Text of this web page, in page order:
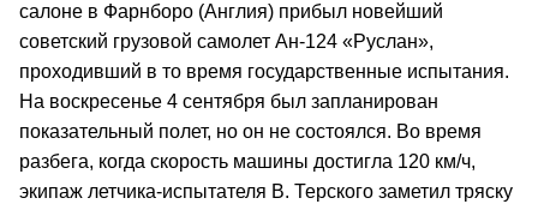
салоне в Фарнборо (Англия) прибыл новейший
советский грузовой самолет Ан‑124 «Руслан»,
проходивший в то время государственные испытания.
На воскресенье 4 сентября был запланирован
показательный полет, но он не состоялся. Во время
разбега, когда скорость машины достигла 120 км/ч,
экипаж летчика‑испытателя В. Терского заметил тряску